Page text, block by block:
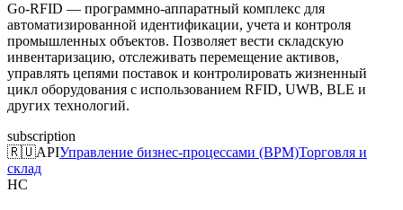
Go-RFID — программно-аппаратный комплекс для
автоматизированной идентификации, учета и контроля
промышленных объектов. Позволяет вести складскую
инвентаризацию, отслеживать перемещение активов,
управлять цепями поставок и контролировать жизненный
цикл оборудования с использованием RFID, UWB, BLE и
других технологий.
subscription
🇷🇺APIУправление бизнес-процессами (BPM)Торговля и
склад
HC